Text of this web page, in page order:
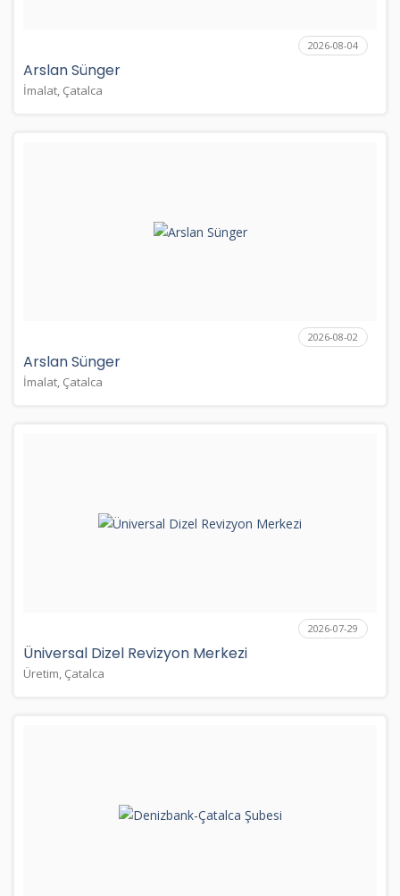
2026-08-04
Arslan Sünger
İmalat, Çatalca
2026-08-02
Arslan Sünger
İmalat, Çatalca
2026-07-29
Üniversal Dizel Revizyon Merkezi
Üretim, Çatalca